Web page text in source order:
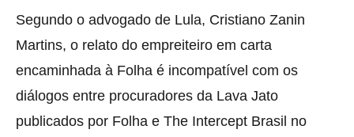
Segundo o advogado de Lula, Cristiano Zanin
Martins, o relato do empreiteiro em carta
encaminhada à Folha é incompatível com os
diálogos entre procuradores da Lava Jato
publicados por Folha e The Intercept Brasil no